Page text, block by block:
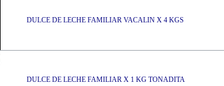
DULCE DE LECHE FAMILIAR VACALIN X 4 KGS
DULCE DE LECHE FAMILIAR X 1 KG TONADITA